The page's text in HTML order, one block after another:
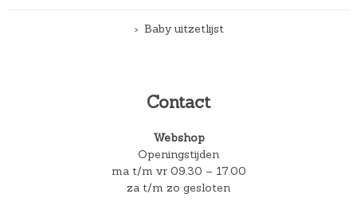
Baby uitzetlijst
Contact
Webshop
Openingstijden
ma t/m vr 09.30 – 17.00
za t/m zo gesloten